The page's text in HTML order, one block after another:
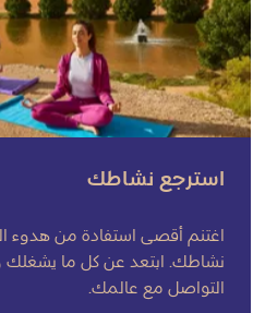
استرجع نشاطك
اغتنم أقصى استفادة من هدوء
نشاطك. ابتعد عن كل ما
التواصل مع عالمك.